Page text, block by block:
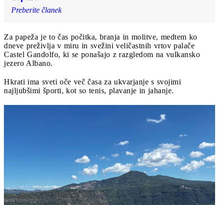
Preberite članek
Za papeža je to čas počitka, branja in molitve, medtem ko
dneve preživlja v miru in svežini veličastnih vrtov palače
Castel Gandolfo, ki se ponašajo z razgledom na vulkansko
jezero Albano.
Hkrati ima sveti oče več časa za ukvarjanje s svojimi
najljubšimi športi, kot so tenis, plavanje in jahanje.